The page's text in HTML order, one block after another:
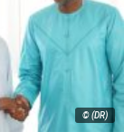
© (DR)